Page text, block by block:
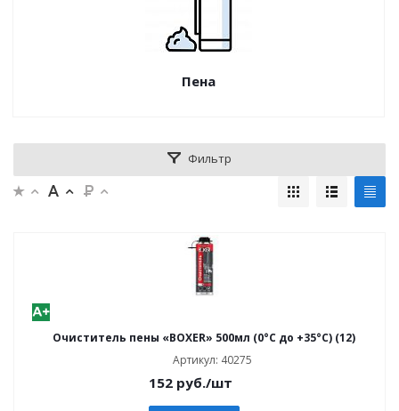
Пена
Фильтр
Очиститель пены «BOXER» 500мл (0°C до +35°C) (12)
Артикул: 40275
152 руб./шт